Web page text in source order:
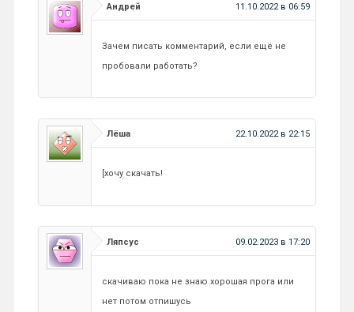
Андрей 11.10.2022 в 06:59
Зачем писать комментарий, если ещё не
пробовали работать?
Лёша 22.10.2022 в 22:15
[хочу скачать!
Ляпсус 09.02.2023 в 17:20
скачиваю пока не знаю хорошая прога или
нет потом отпишусь